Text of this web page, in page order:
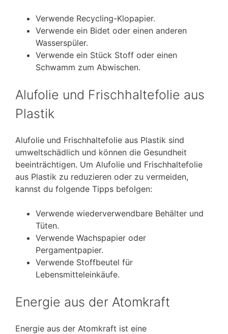
Verwende Recycling-Klopapier.
Verwende ein Bidet oder einen anderen
Wasserspüler.
Verwende ein Stück Stoff oder einen
Schwamm zum Abwischen.
Alufolie und Frischhaltefolie aus
Plastik
Alufolie und Frischhaltefolie aus Plastik sind
umweltschädlich und können die Gesundheit
beeinträchtigen. Um Alufolie und Frischhaltefolie
aus Plastik zu reduzieren oder zu vermeiden,
kannst du folgende Tipps befolgen:
Verwende wiederverwendbare Behälter und
Tüten.
Verwende Wachspapier oder
Pergamentpapier.
Verwende Stoffbeutel für
Lebensmitteleinkäufe.
Energie aus der Atomkraft
Energie aus der Atomkraft ist eine